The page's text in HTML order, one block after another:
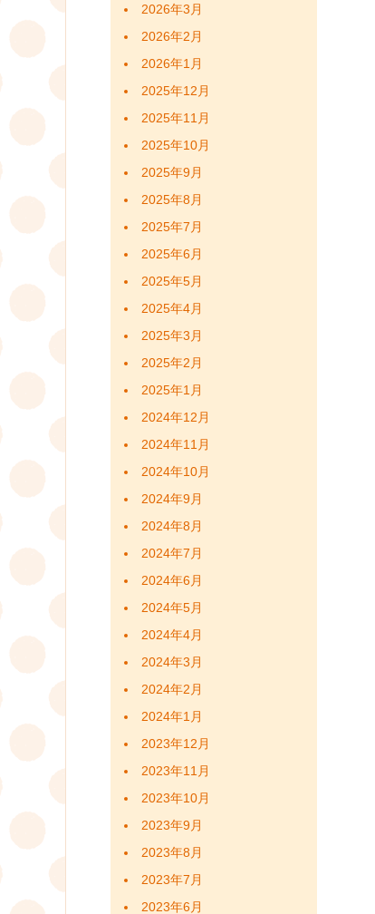
2026年3月
2026年2月
2026年1月
2025年12月
2025年11月
2025年10月
2025年9月
2025年8月
2025年7月
2025年6月
2025年5月
2025年4月
2025年3月
2025年2月
2025年1月
2024年12月
2024年11月
2024年10月
2024年9月
2024年8月
2024年7月
2024年6月
2024年5月
2024年4月
2024年3月
2024年2月
2024年1月
2023年12月
2023年11月
2023年10月
2023年9月
2023年8月
2023年7月
2023年6月